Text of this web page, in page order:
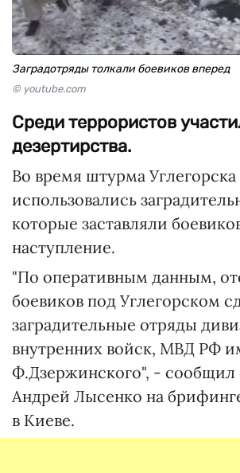
Заградотряды толкали боевиков вперед
© youtube.com
Среди террористов
дезертирства.
Во время штурма Углегорска
использовались
которые заставляли
наступление.
"По оперативным данным,
боевиков под Углегорском
заградительные отряды
внутренних войск, МВД РФ
Ф.Дзержинского", -
Андрей Лысенко на
в Киеве.